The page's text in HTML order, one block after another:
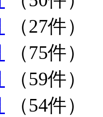
（27件）
（75件）
（59件）
（54件）